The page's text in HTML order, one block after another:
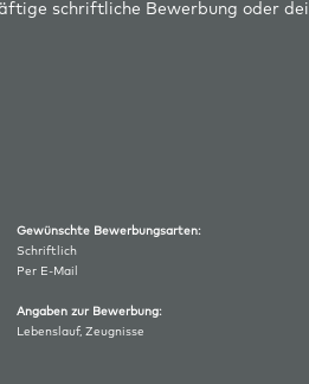
schriftliche Bewerbung oder
Gewünschte Bewerbungsarten:
Schriftlich
Per E-Mail
Angaben zur Bewerbung:
Lebenslauf, Zeugnisse